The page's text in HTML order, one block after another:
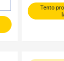
Tento